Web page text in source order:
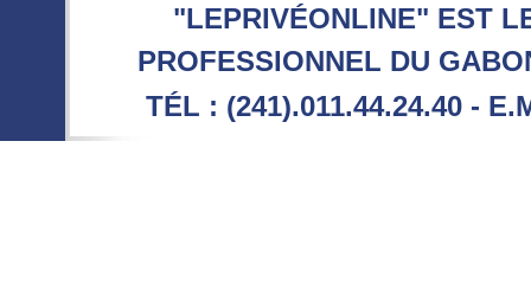
"LEPRIVÉONLINE" EST
PROFESSIONNEL DU
TÉL : (241).011.44.24.40 -